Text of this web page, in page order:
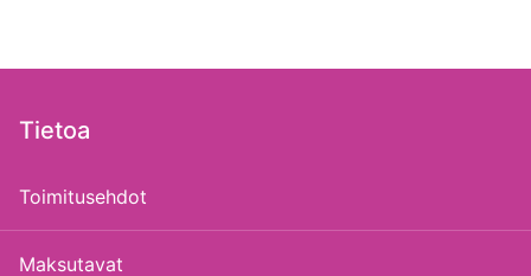
Tietoa
Toimitusehdot
Maksutavat